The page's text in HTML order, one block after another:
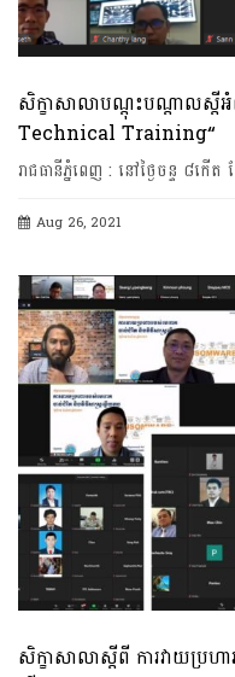
សិក្ខាសាលាបណ្តុះបណ្តាលស្
Technical Training“
រាជធានី​ភ្នំពេញ​ : នៅថ្ងៃចន្ទ​ ៨ក
Aug 26, 2021
សិក្ខាសាលាស្តីពី ការវាយប្រហ